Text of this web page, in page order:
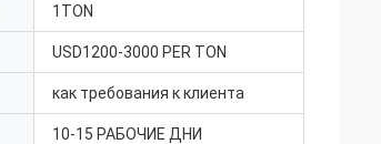
1TON
USD1200-3000 PER TON
как требования к клиента
10-15 РАБОЧИЕ ДНИ